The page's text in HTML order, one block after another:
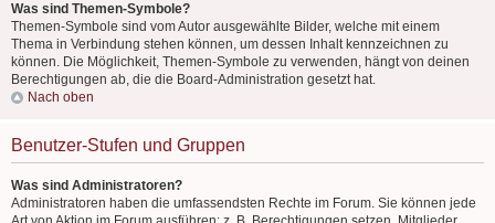
Was sind Themen-Symbole?
Themen-Symbole sind vom Autor ausgewählte Bilder, welche mit einem
Thema in Verbindung stehen können, um dessen Inhalt kennzeichnen zu
können. Die Möglichkeit, Themen-Symbole zu verwenden, hängt von deinen
Berechtigungen ab, die die Board-Administration gesetzt hat.
Nach oben
Benutzer-Stufen und Gruppen
Was sind Administratoren?
Administratoren haben die umfassendsten Rechte im Forum. Sie können jede